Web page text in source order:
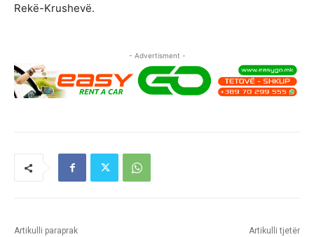
Rekë-Krushevë.
- Advertisment -
Artikulli paraprak Artikulli tjetër